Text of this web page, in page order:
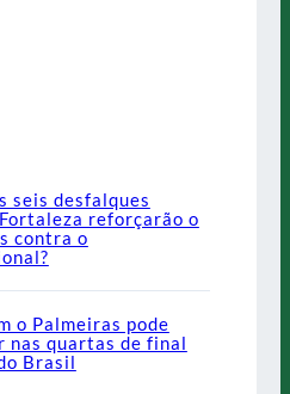
seis desfalques
reforçarão o
contra o
o Palmeiras pode
nas quartas de final
Brasil